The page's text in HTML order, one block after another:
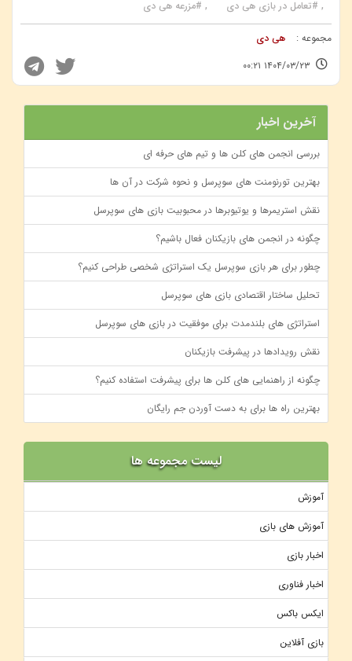
#تعامل در بازی هی دی #مزرعه هی دی
مجموعه :
هی دی
آخرین اخبار
بررسی انجمن‌ های کلن‌ ها و تیم‌ های حرفه‌ ای
بهترین تورنومنت‌ های سوپرسل و نحوه شرکت در آن‌ ها
نقش استریمرها و یوتیوبرها در محبوبیت بازی‌ های سوپرسل
چگونه در انجمن‌ های بازیکنان فعال باشیم؟
چطور برای هر بازی سوپرسل یک استراتژی شخصی طراحی کنیم؟
تحلیل ساختار اقتصادی بازی ‌های سوپرسل
استراتژی ‌های بلندمدت برای موفقیت در بازی ‌های سوپرسل
نقش رویدادها در پیشرفت بازیکنان
چگونه از راهنمایی ‌های کلن ‌ها برای پیشرفت استفاده کنیم؟
بهترین راه‌ ها برای به دست آوردن جم رایگان
لیست مجموعه ها
آموزش
آموزش های بازی
اخبار بازی
اخبار فناوری
ایکس باکس
بازی آفلاین